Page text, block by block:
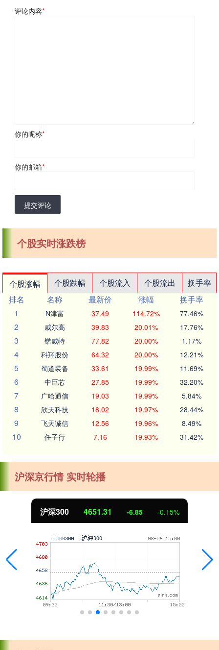
评论内容*
你的昵称*
你的邮箱*
提交评论
个股实时涨跌榜
个股涨幅 个股跌幅 个股流入 个股流出
换手率
排名
名称 最新价 涨幅
换手率
1
N津富 37.49 114.72% 77.46%
2 威尔高 39.83 20.01% 17.76%
3 锴威特 77.82 20.00% 1.17%
4 科翔股份 64.32 20.00% 12.21%
5 蜀道装备 33.61 19.99% 11.69%
6 中巨芯 27.85 19.99% 32.20%
7 广哈通信 19.03 19.99% 5.84%
8 欣天科技 18.02 19.97% 28.44%
9 飞天诚信 12.56 19.96% 8.49%
10 任子行 7.16 19.93% 31.42%
沪深京行情 实时轮播
沪深300 4651.31 -6.85 -0.15%